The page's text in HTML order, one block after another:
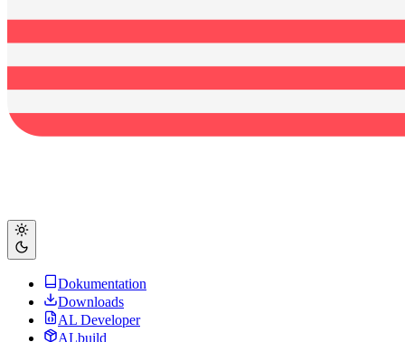
Dokumentation
Downloads
AL Developer
ALbuild